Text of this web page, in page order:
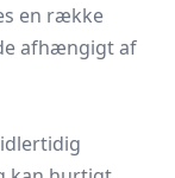
en række
afhængigt af